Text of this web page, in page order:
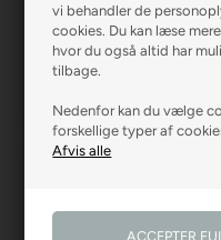
vi behandler de
cookies. Du kan læse
hvor du også altid har
tilbage.
Nedenfor kan du vælge
forskellige typer af
R2 MALERFIRMA